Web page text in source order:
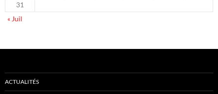
31
« Juil
ACTUALITÉS